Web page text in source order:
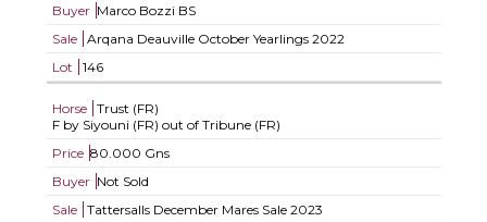
Buyer Marco Bozzi BS
Sale
Arqana Deauville October Yearlings 2022
Lot
146
Horse
Trust (FR)
F by Siyouni (FR) out of Tribune (FR)
Price 80.000 Gns
Buyer Not Sold
Sale
Tattersalls December Mares Sale 2023